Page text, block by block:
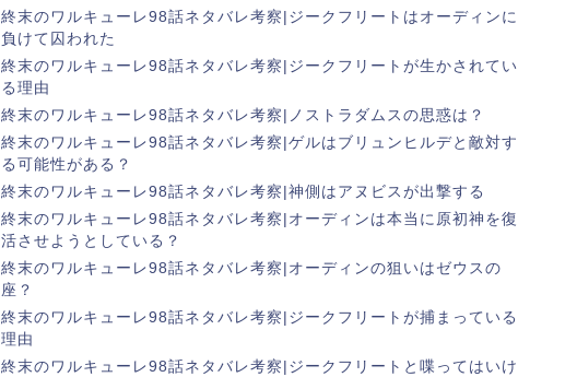
終末のワルキューレ98話ネタバレ考察|ジークフリートはオーディンに
負けて囚われた
終末のワルキューレ98話ネタバレ考察|ジークフリートが生かされてい
る理由
終末のワルキューレ98話ネタバレ考察|ノストラダムスの思惑は？
終末のワルキューレ98話ネタバレ考察|ゲルはブリュンヒルデと敵対す
る可能性がある？
終末のワルキューレ98話ネタバレ考察|神側はアヌビスが出撃する
終末のワルキューレ98話ネタバレ考察|オーディンは本当に原初神を復
活させようとしている？
終末のワルキューレ98話ネタバレ考察|オーディンの狙いはゼウスの
座？
終末のワルキューレ98話ネタバレ考察|ジークフリートが捕まっている
理由
終末のワルキューレ98話ネタバレ考察|ジークフリートと喋ってはいけ